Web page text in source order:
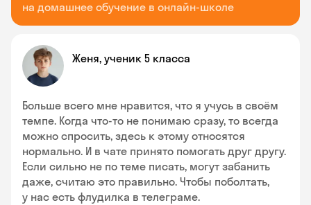
на домашнее обучение в онлайн-школе
Женя, ученик 5 класса
Больше всего мне нравится, что я учусь в своём
темпе. Когда что-то не понимаю сразу, то всегда
можно спросить, здесь к этому относятся
нормально. И в чате принято помогать друг другу.
Если сильно не по теме писать, могут забанить
даже, считаю это правильно. Чтобы поболтать,
у нас есть флудилка в телеграме.